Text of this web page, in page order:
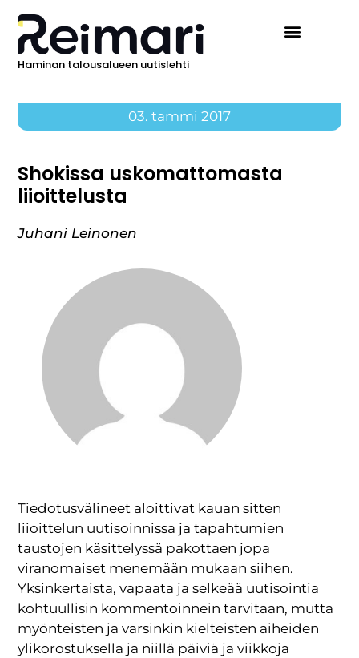
Haminan talousalueen uutislehti
03. tammi 2017
Shokissa uskomattomasta
liioittelusta
Juhani Leinonen
Tiedotusvälineet aloittivat kauan sitten
liioittelun uutisoinnissa ja tapahtumien
taustojen käsittelyssä pakottaen jopa
viranomaiset menemään mukaan siihen.
Yksinkertaista, vapaata ja selkeää uutisointia
kohtuullisin kommentoinnein tarvitaan, mutta
myönteisten ja varsinkin kielteisten aiheiden
ylikorostuksella ja niillä päiviä ja viikkoja